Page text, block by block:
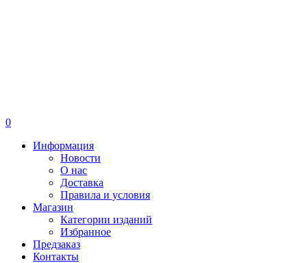
0
Информация
Новости
О нас
Доставка
Правила и условия
Магазин
Категории изданий
Избранное
Предзаказ
Контакты